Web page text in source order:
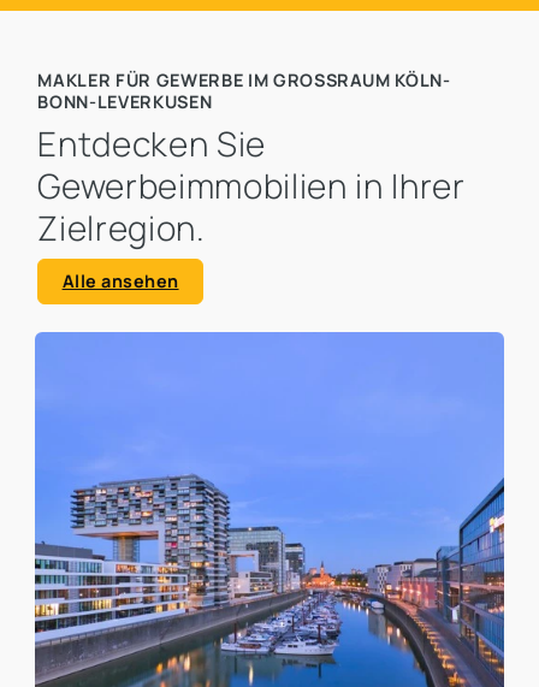
MAKLER FÜR GEWERBE IM GROSSRAUM KÖLN-B
ONN-LEVERKUSEN
Entdecken Sie
Gewerbeimmobilien in Ihrer
Zielregion.
Alle ansehen